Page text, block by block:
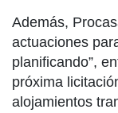
Además,
actuaciones
planificando”,
próxima
alojamientos